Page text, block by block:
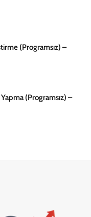
(Programsız) –
(Programsız) –